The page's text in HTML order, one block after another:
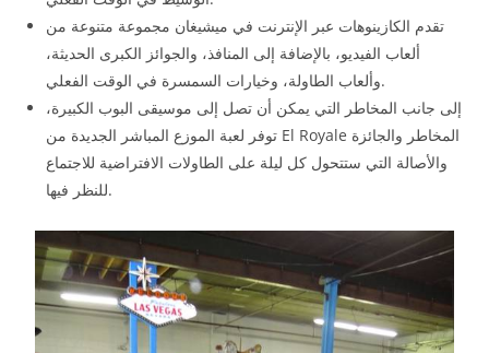
تقدم الكازينوهات عبر الإنترنت في ميشيغان مجموعة متنوعة من
ألعاب الفيديو، بالإضافة إلى المنافذ، والجوائز الكبرى الحديثة،
وألعاب الطاولة، وخيارات السمسرة في الوقت الفعلي.
إلى جانب المخاطر التي يمكن أن تصل إلى موسيقى البوب ​​​​الكبيرة،
توفر لعبة الموزع المباشر الجديدة من El Royale المخاطر والجائزة
والأصالة التي ستتحول كل ليلة على الطاولات الافتراضية للاجتماع
للنظر فيها.